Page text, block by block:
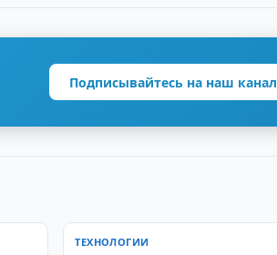
Подписывайтесь на наш канал
ТЕХНОЛОГИИ